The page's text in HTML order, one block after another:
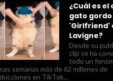
¿Cuál es
gato
'Girlfriend'
Lavigne?
Desde su
clip se ha
todo un
semanas más de 62 millones de
en TikTok...